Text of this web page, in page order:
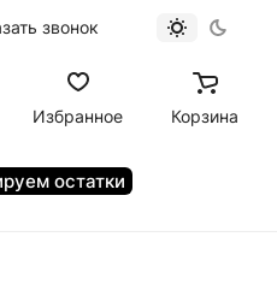
звонок
Избранное Корзина
остатки